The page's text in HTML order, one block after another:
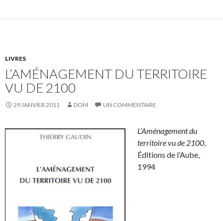
LIVRES
L’AMÉNAGEMENT DU TERRITOIRE
VU DE 2100
29 JANVIER 2011 DOM UN COMMENTAIRE
L’Aménagement du
territoire vu de 2100
Éditions de l’Aube,
1994